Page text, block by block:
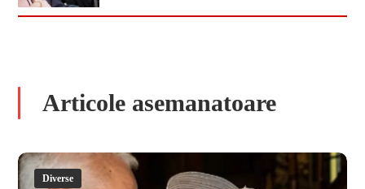
Articole asemanatoare
Diverse